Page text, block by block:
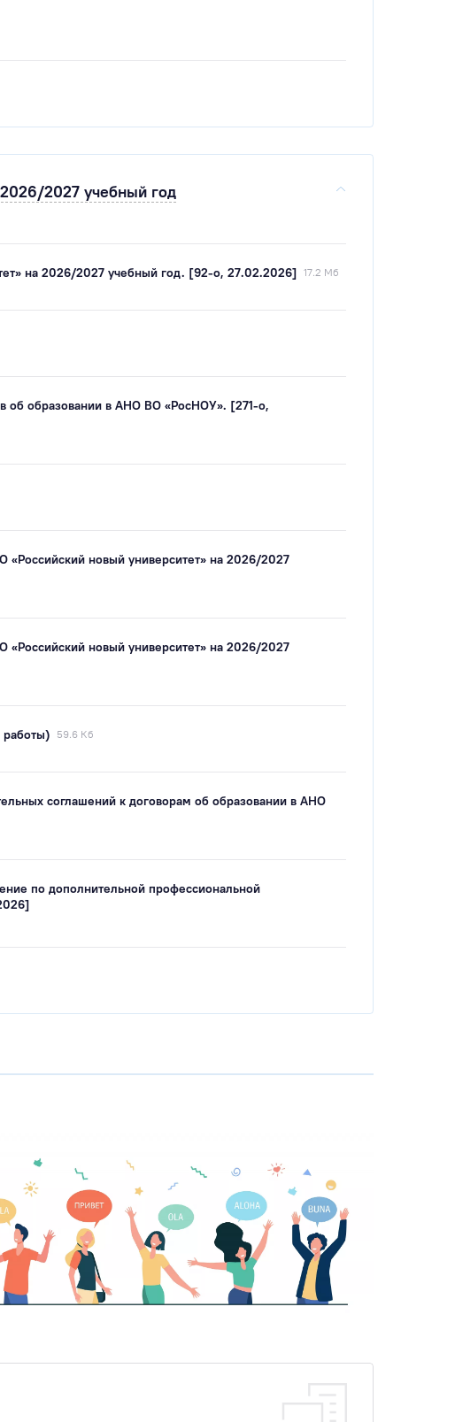
2027 учебный год
на 2026/2027 учебный год. [92-о, 27.02.2026] 17.2 Мб
об образовании в АНО ВО «РосНОУ». [271-о,
новый университет» на 2026/2027
новый университет» на 2026/2027
59.6 Кб
соглашений к договорам об образовании в АНО
по дополнительной профессиональной